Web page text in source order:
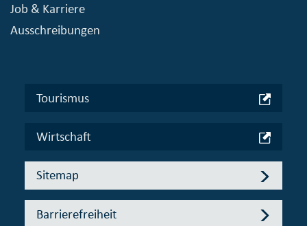
Job & Karriere
Ausschreibungen
Tourismus
Wirtschaft
Sitemap
Barrierefreiheit